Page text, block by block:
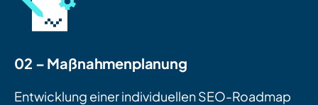
02 – Maßnahmenplanung
Entwicklung einer individuellen SEO-Roadmap